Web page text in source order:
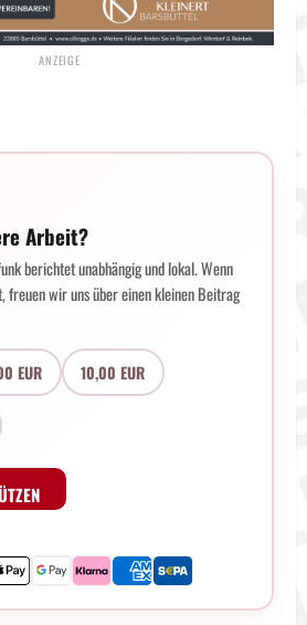
Arbeit?
berichtet unabhängig und lokal. Wenn
freuen wir uns über einen kleinen Beitrag
EUR 10,00 EUR